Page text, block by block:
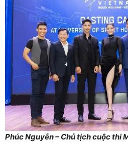
Phúc Nguyễn – Chủ tịch cuộc thi